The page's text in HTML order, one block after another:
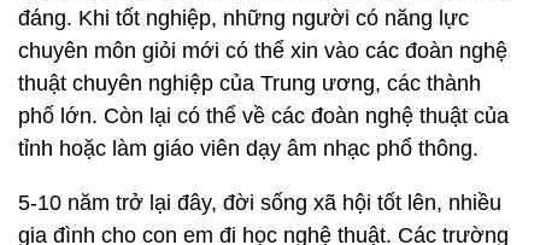
đáng. Khi tốt nghiệp, những người có năng lực
chuyên môn giỏi mới có thể xin vào các đoàn nghệ
thuật chuyên nghiệp của Trung ương, các thành
phố lớn. Còn lại có thể về các đoàn nghệ thuật của
tỉnh hoặc làm giáo viên dạy âm nhạc phổ thông.
5-10 năm trở lại đây, đời sống xã hội tốt lên, nhiều
gia đình cho con em đi học nghệ thuật. Các trường